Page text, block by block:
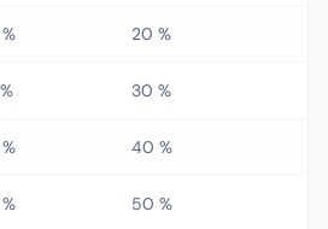
20 %
30 %
40 %
50 %